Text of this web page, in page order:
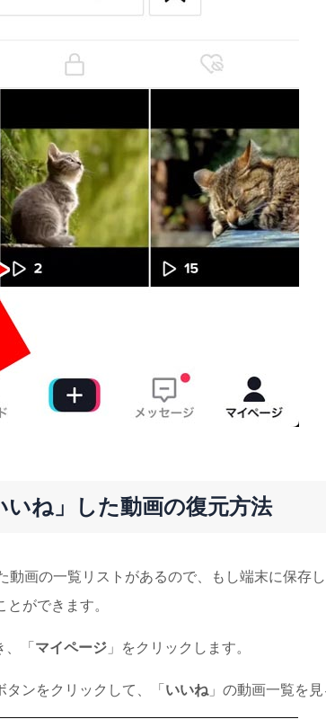
ね」した動画の復元方法
動画の一覧リストがあるので、もし端末に保存
ができます。
、「マイページ 」をクリックします。
タンをクリックして、「いいね」の動画一覧を見